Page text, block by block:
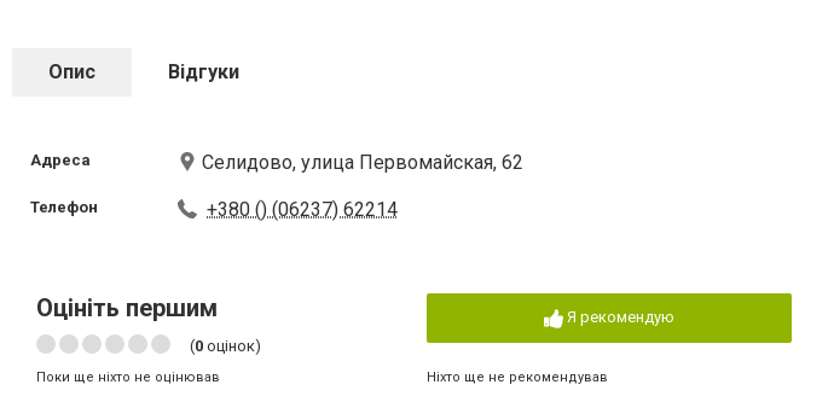
Опис Відгуки
Адреса Селидово, улица Первомайская, 62
Телефон +380 () (06237) 62214
Оцініть першим
(0 оцінок)
Поки ще ніхто не оцінював
Я рекомендую
Ніхто ще не рекомендував